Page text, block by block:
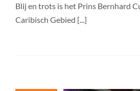
Blij en trots is het Prins Bernhard
Caribisch Gebied [...]